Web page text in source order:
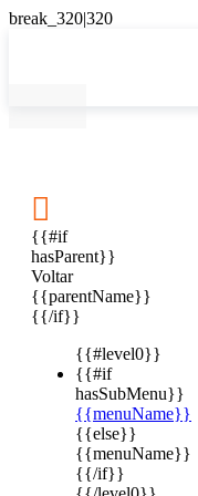

{{#if
hasParent}}
Voltar
{{parentName}}
{{/if}}
{{#level0}}
{{#if
hasSubMenu}}
{{menuName}}
{{else}}
{{menuName}}
{{/if}}